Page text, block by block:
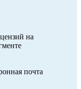
на
почта